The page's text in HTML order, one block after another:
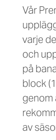
Vår
varje
och
på
block
av